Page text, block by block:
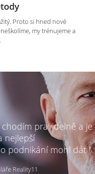
Proto si hned nové
my trénujeme a
chodím pravidelně a je
nejlepší
podnikání mohl dát ”
Reality11